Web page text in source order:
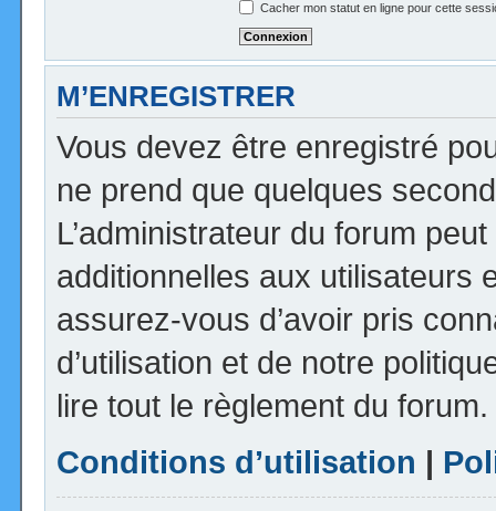
Cacher mon statut en ligne pour cette
M’ENREGISTRER
Vous devez être enregistré
ne prend que quelques
L’administrateur du forum
additionnelles aux utilisateurs
assurez-vous d’avoir pris
d’utilisation et de notre
lire tout le règlement du forum.
Conditions d’utilisation |